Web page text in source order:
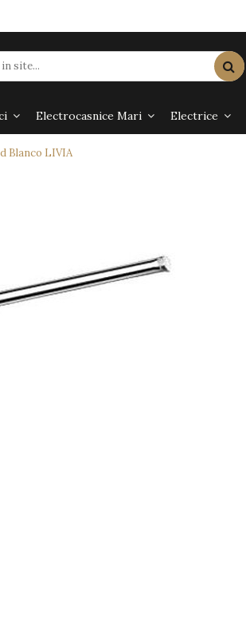
Electrocasnice Mari Electrice
Blanco LIVIA